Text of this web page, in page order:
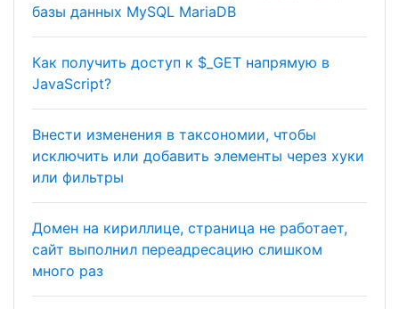
базы данных MySQL MariaDB
Как получить доступ к $_GET напрямую в
JavaScript?
Внести изменения в таксономии, чтобы
исключить или добавить элементы через хуки
или фильтры
Домен на кириллице, страница не работает,
сайт выполнил переадресацию слишком
много раз